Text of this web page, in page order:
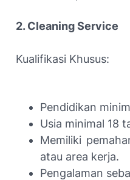
2. Cleaning Service
Kualifikasi Khusus:
Pendidikan
Usia minimal 18
Memiliki
atau area kerja.
Pengalaman